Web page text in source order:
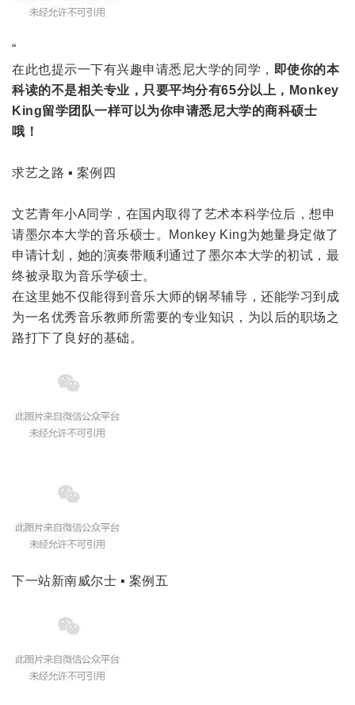
“
在此也提示一下有兴趣申请悉尼大学的同学，
即使你的本
科读的不是相关专业，只要平均分有65分以上，Monkey
King留学团队一样可以为你申请悉尼大学的商科硕士
哦！
求艺之路 ▪ 案例四
文艺青年小A同学，在国内取得了艺术本科学位后，想申
请墨尔本大学的音乐硕士。Monkey King为她量身定做了
申请计划，她的演奏带顺利通过了墨尔本大学的初试，最
终被录取为音乐学硕士。
在这里她不仅能得到音乐大师的钢琴辅导，还能学习到成
为一名优秀音乐教师所需要的专业知识，为以后的职场之
路打下了良好的基础。
下一站新南威尔士 ▪ 案例五